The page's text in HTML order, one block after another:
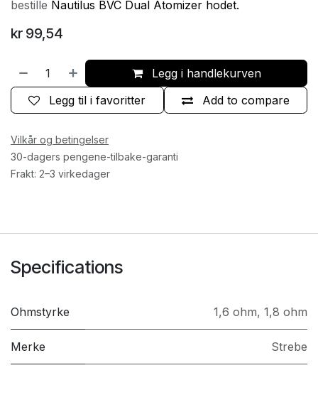
bestille Nautilus BVC Dual Atomizer hodet.
kr 99,54
Legg i handlekurven
Add to compare
Legg til i favoritter
Vilkår og betingelser
30-dagers pengene-tilbake-garanti
Frakt: 2–3 virkedager
Specifications
Ohmstyrke 1,6 ohm, 1,8 ohm
Merke Strebe